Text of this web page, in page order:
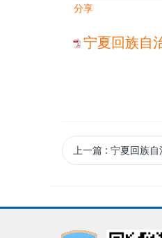
分享
宁夏回族自
上一篇 : 宁夏回族